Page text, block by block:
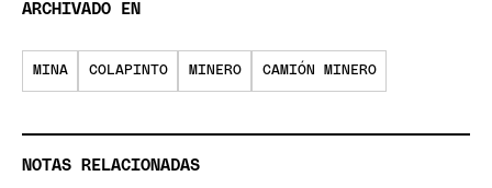
ARCHIVADO EN
MINA COLAPINTO MINERO CAMIÓN MINERO
NOTAS RELACIONADAS